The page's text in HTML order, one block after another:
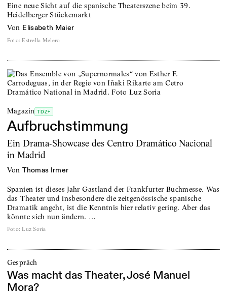
Eine neue Sicht auf die spanische Theaterszene beim 39.
Heidelberger Stückemarkt
von Elisabeth Maier
Foto: Estrella Melero
Magazin TDZ+
Aufbruchstimmung
Ein Drama-Showcase des Centro Dramático Nacional
in Madrid
von Thomas Irmer
Spanien ist dieses Jahr Gastland der Frankfurter Buchmesse. Was
das Theater und insbesondere die zeitgenössische spanische
Dramatik angeht, ist die Kenntnis hier relativ gering. Aber das
könnte sich nun ändern. …
Foto: Luz Soria
Gespräch
Was macht das Theater, José Manuel
Mora?